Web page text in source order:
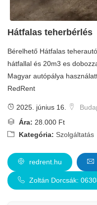
Hátfalas teherbérlés
Bérelhető Hátfalas
hátfallal és 20m3 es
Magyar autópálya
RedRent
2025. június 16.
Ára: 28.000 Ft
Kategória: Szolgáltatás
redrent.hu
Zoltán Dorcsák: